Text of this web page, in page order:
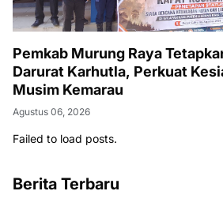
Pemkab Murung Raya
Darurat Karhutla, Perkuat
Musim Kemarau
Agustus 06, 2026
Failed to load posts.
Berita Terbaru